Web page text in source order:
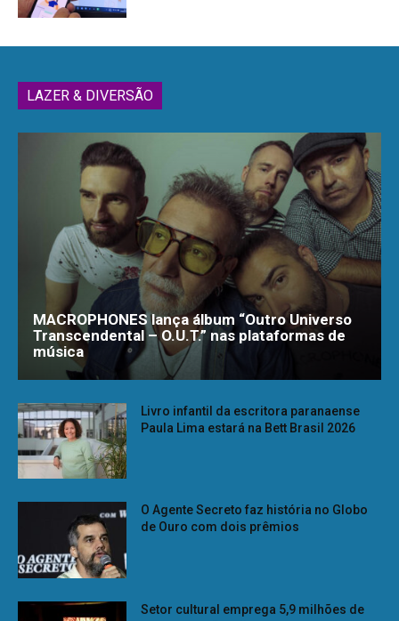
LAZER & DIVERSÃO
MACROPHONES lança álbum “Outro Universo
Transcendental – O.U.T.” nas plataformas de
música
Livro infantil da escritora paranaense
Paula Lima estará na Bett Brasil 2026
O Agente Secreto faz história no Globo
de Ouro com dois prêmios
Setor cultural emprega 5,9 milhões de